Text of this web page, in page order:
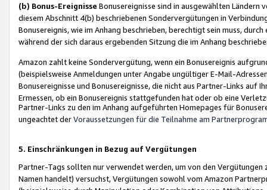
(b) Bonus-Ereignisse Bonusereignisse sind in ausgewählten Ländern
diesem Abschnitt 4(b) beschriebenen Sondervergütungen in
Bonusereignis, wie im Anhang beschrieben, berechtigt sein muss,
während der sich daraus ergebenden Sitzung die im Anhang
Amazon zahlt keine Sondervergütung, wenn ein Bonusereignis
(beispielsweise Anmeldungen unter Angabe ungültiger E-Mail-
Bonusereignisse und Bonusereignisse, die nicht aus Partner-Links auf
Ermessen, ob ein Bonusereignis stattgefunden hat oder ob eine
Partner-Links zu den im Anhang aufgeführten Homepages für
ungeachtet derVoraussetzungen für die Teilnahme am
5. Einschränkungen in Bezug auf Vergütungen
Partner-Tags sollten nur verwendet werden, um von den
Namen handelt) versuchst, Vergütungen sowohl vom Amazon